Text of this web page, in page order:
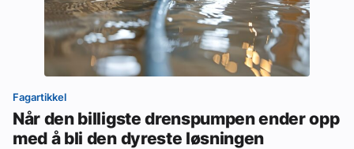
Fagartikkel
Når den billigste drenspumpen ender opp
med å bli den dyreste løsningen